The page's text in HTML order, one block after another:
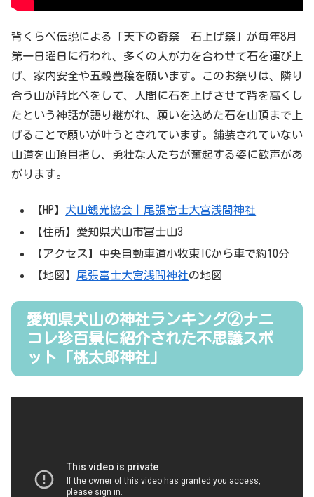
背くらべ伝説による「天下の奇祭 石上げ祭」が毎年8月
第一日曜日に行われ、多くの人が力を合わせて石を運び上
げ、家内安全や五穀豊穣を願います。このお祭りは、隣り
合う山が背比べをして、人間に石を上げさせて背を高くし
たという神話が語り継がれ、願いを込めた石を山頂まで上
げることで願いが叶うとされています。舗装されていない
山道を山頂目指し、勇壮な人たちが奮起する姿に歓声があ
がります。
【HP】 犬山観光協会｜尾張富士大宮浅間神社
【住所】愛知県犬山市冨士山3
【アクセス】中央自動車道小牧東ICから車で約10分
【地図】 尾張富士大宮浅間神社の地図
愛知県犬山の神社ランキング②ナニ
コレ珍百景に紹介された不思議スポ
ット「桃太郎神社」